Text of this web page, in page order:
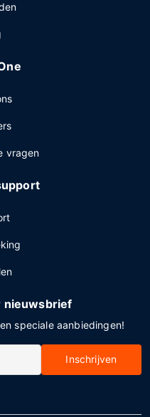
vragen
nieuwsbrief
speciale aanbiedingen!
Inschrijven